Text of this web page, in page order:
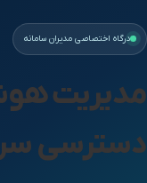
درگاه اختصاصی مدیران سامانه
مدیریت
دسترسی